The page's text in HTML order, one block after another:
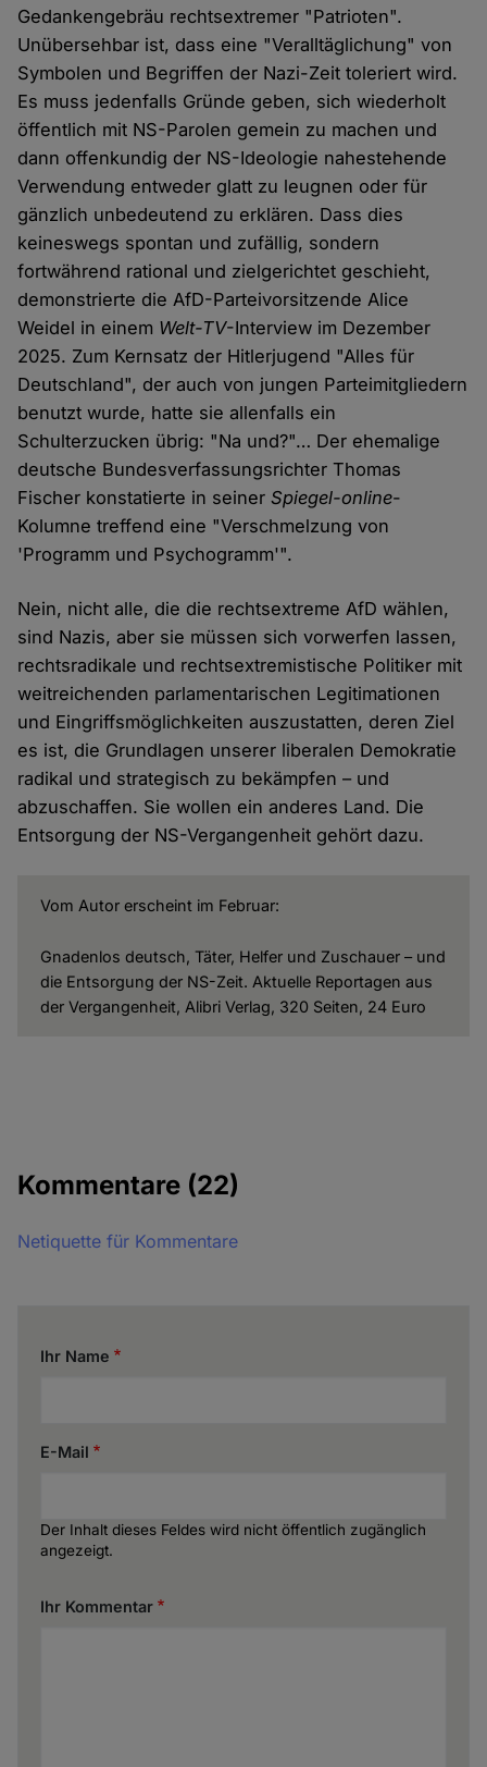
Gedankengebräu rechtsextremer "Patrioten".
Unübersehbar ist, dass eine "Veralltäglichung" von
Symbolen und Begriffen der Nazi-Zeit toleriert wird.
Es muss jedenfalls Gründe geben, sich wiederholt
öffentlich mit NS-Parolen gemein zu machen und
dann offenkundig der NS-Ideologie nahestehende
Verwendung entweder glatt zu leugnen oder für
gänzlich unbedeutend zu erklären. Dass dies
keineswegs spontan und zufällig, sondern
fortwährend rational und zielgerichtet geschieht,
demonstrierte die AfD-Parteivorsitzende Alice
Weidel in einem Welt-TV-Interview im Dezember
2025. Zum Kernsatz der Hitlerjugend "Alles für
Deutschland", der auch von jungen Parteimitgliedern
benutzt wurde, hatte sie allenfalls ein
Schulterzucken übrig: "Na und?"… Der ehemalige
deutsche Bundesverfassungsrichter Thomas
Fischer konstatierte in seinerSpiegel-online-
Kolumne treffend eine "Verschmelzung von
'Programm und Psychogramm'".
Nein, nicht alle, die die rechtsextreme AfD wählen,
sind Nazis, aber sie müssen sich vorwerfen lassen,
rechtsradikale und rechtsextremistische Politiker mit
weitreichenden parlamentarischen Legitimationen
und Eingriffsmöglichkeiten auszustatten, deren Ziel
es ist, die Grundlagen unserer liberalen Demokratie
radikal und strategisch zu bekämpfen – und
abzuschaffen. Sie wollen ein anderes Land. Die
Entsorgung der NS-Vergangenheit gehört dazu.
Vom Autor erscheint im Februar:
Gnadenlos deutsch, Täter, Helfer und Zuschauer – und
die Entsorgung der NS-Zeit. Aktuelle Reportagen aus
der Vergangenheit, Alibri Verlag, 320 Seiten, 24 Euro
Kommentare (22)
Netiquette für Kommentare
Ihr Name
E-Mail
Der Inhalt dieses Feldes wird nicht öffentlich zugänglich
angezeigt.
Ihr Kommentar